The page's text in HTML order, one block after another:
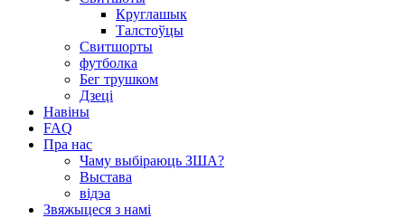
Круглашык
Талстоўцы
Свитшорты
футболка
Бег трушком
Дзеці
Навіны
FAQ
Пра нас
Чаму выбіраюць ЗША?
Выстава
відэа
Звяжыцеся з намі